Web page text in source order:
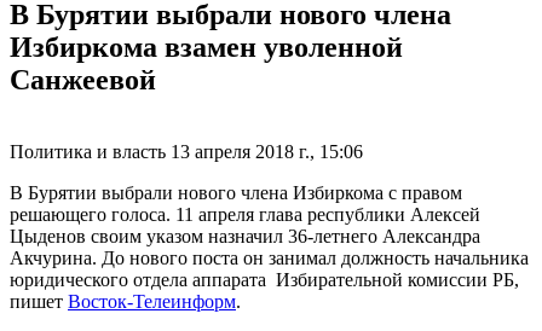
В Бурятии выбрали нового члена
Избиркома взамен уволенной
Санжеевой
Политика и власть 13 апреля 2018 г., 15:06
В Бурятии выбрали нового члена Избиркома с правом
решающего голоса. 11 апреля глава республики Алексей
Цыденов своим указом назначил 36-летнего Александра
Акчурина. До нового поста он занимал должность начальника
юридического отдела аппарата Избирательной комиссии РБ,
пишет Восток-Телеинформ.